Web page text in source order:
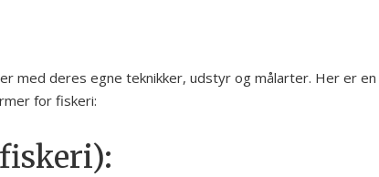
med deres egne teknikker, udstyr og målarter. Her er en
for fiskeri: